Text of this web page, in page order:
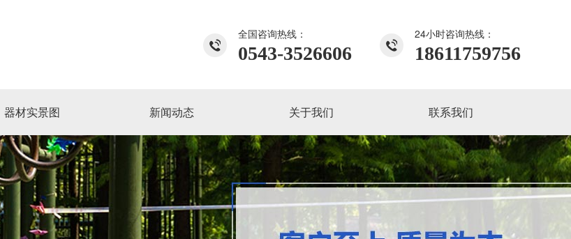
24小时咨询热线：
18611759756
全国咨询热线：
0543-3526606
器材实景图 新闻动态 关于我们 联系我们